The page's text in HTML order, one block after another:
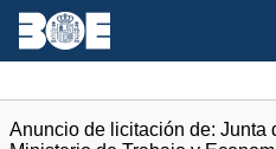
Anuncio de licitación de: Junta